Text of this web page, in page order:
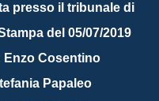
presso il tribunale di
del 05/07/2019
Enzo Cosentino
Papaleo